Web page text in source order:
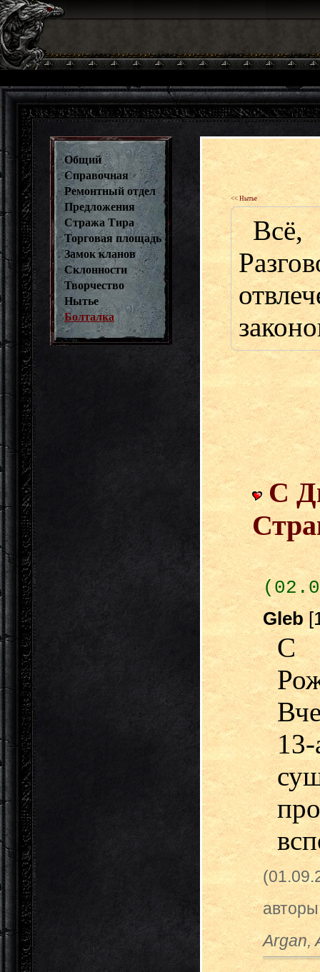
Общий
Справочная
Ремонтный отдел
Предложения
Стража Тира
Торговая площадь
Замок кланов
Склонности
Творчество
Нытье
Болталка
<< Нытье
Всё,
С
Gleb
С
Argan,